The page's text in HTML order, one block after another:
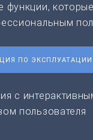
функции,
ПО ЭКСПЛУАТАЦИИ
с
пользователя